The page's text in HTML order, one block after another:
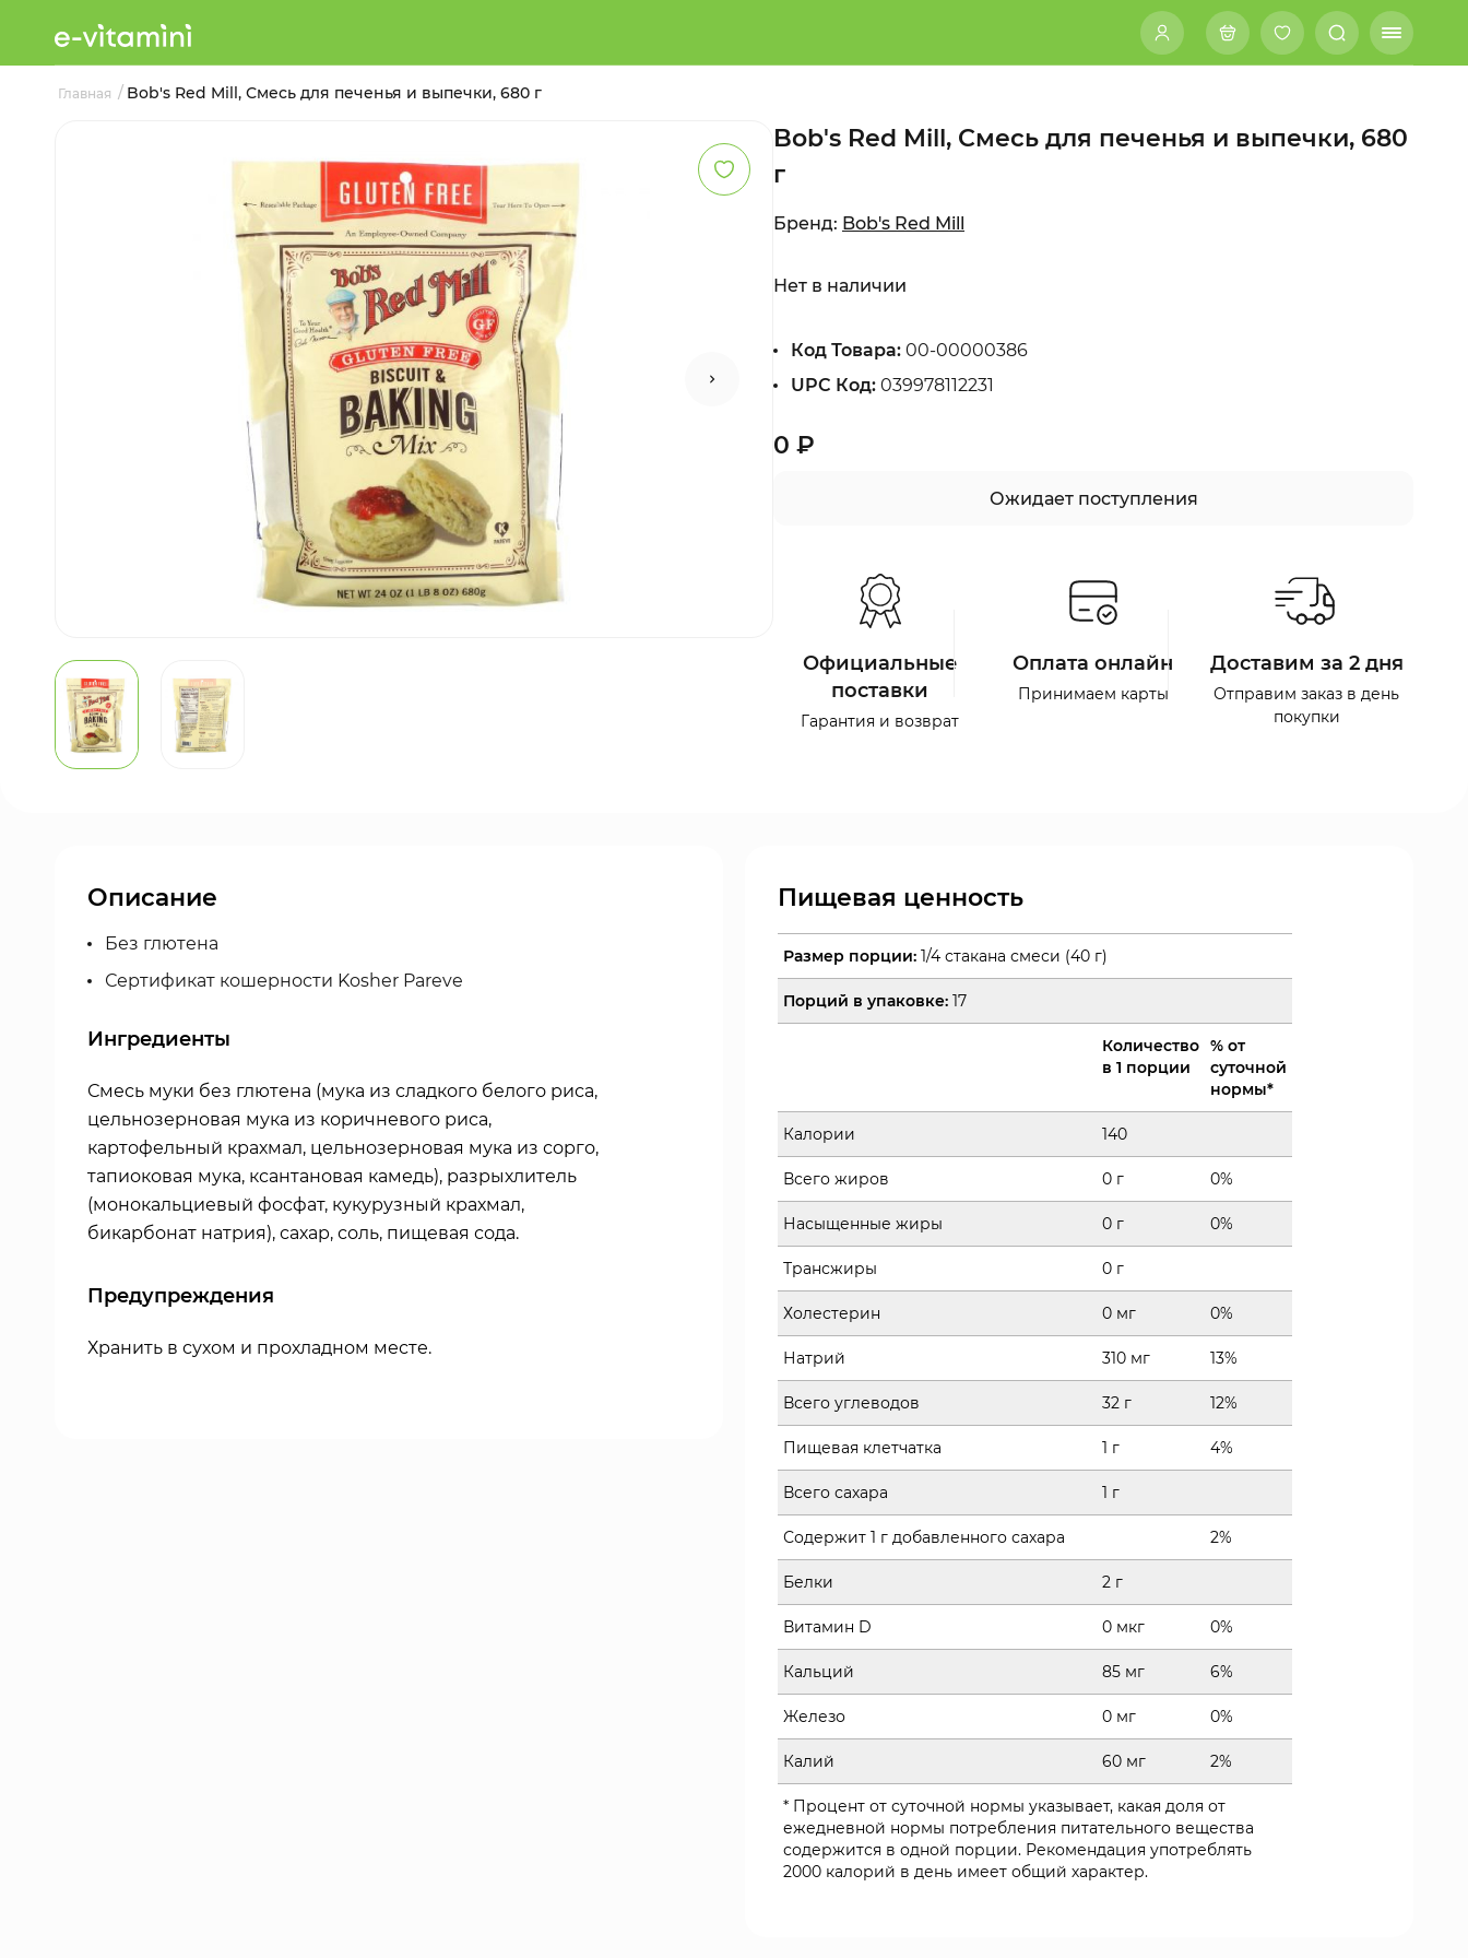
Главная / Bob's Red Mill, Смесь для печенья и выпечки, 680 г
Bob's Red Mill, Смесь для печенья и выпечки, 680
г
0 ₽
Ожидает поступления
Бренд: Bob's Red Mill
Нет в наличии
Код Товара: 00-00000386
UPC Код: 039978112231
Официальные
поставки
Гарантия и возврат
Оплата онлайн
Принимаем карты
Доставим за 2 дня
Отправим заказ в день
покупки
Описание
Без глютена
Сертификат кошерности Kosher Pareve
Ингредиенты
Смесь муки без глютена (мука из сладкого белого риса,
цельнозерновая мука из коричневого риса,
картофельный крахмал, цельнозерновая мука из сорго,
тапиоковая мука, ксантановая камедь), разрыхлитель
(монокальциевый фосфат, кукурузный крахмал,
бикарбонат натрия), сахар, соль, пищевая сода.
Предупреждения
Хранить в сухом и прохладном месте.
Пищевая ценность
Размер порции: 1/4 стакана смеси (40 г)
Порций в упаковке: 17
Количество
в 1 порции
% от
суточной
нормы*
Калории 140
Всего жиров 0 г 0%
Насыщенные жиры 0 г 0%
Трансжиры 0 г
Холестерин 0 мг 0%
Натрий 310 мг 13%
Всего углеводов 32 г 12%
Пищевая клетчатка 1 г 4%
Всего сахара 1 г
Содержит 1 г добавленного сахара 2%
Белки 2 г
Витамин D 0 мкг 0%
Кальций 85 мг 6%
Железо 0 мг 0%
Калий 60 мг 2%
* Процент от суточной нормы указывает, какая доля от
ежедневной нормы потребления питательного вещества
содержится в одной порции. Рекомендация употреблять
2000 калорий в день имеет общий характер.